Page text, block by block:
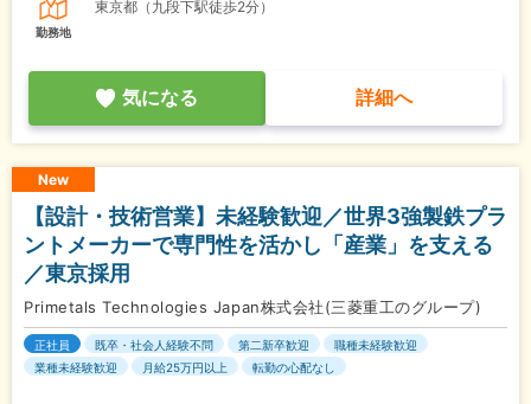
勤務地
東京都（九段下駅徒歩2分）
気になる 詳細へ
New
【設計・技術営業】未経験歓迎／世界3強製鉄プラ
ントメーカーで専門性を活かし「産業」を支える
／東京採用
Primetals Technologies Japan株式会社(三菱重工のグループ)
正社員 既卒・社会人経験不問 第二新卒歓迎
職種未経験歓迎
業種未経験歓迎
月給25万円以上 転勤の心配なし